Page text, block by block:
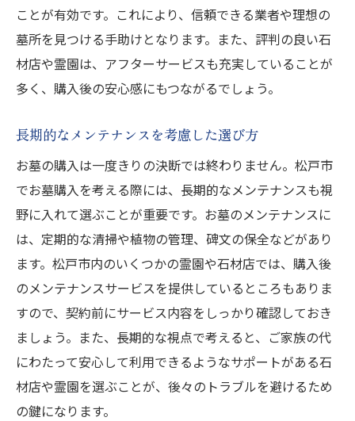
ことが有効です。これにより、信頼できる業者や理想の
墓所を見つける手助けとなります。また、評判の良い石
材店や霊園は、アフターサービスも充実していることが
多く、購入後の安心感にもつながるでしょう。
長期的なメンテナンスを考慮した選び方
お墓の購入は一度きりの決断では終わりません。松戸市
でお墓購入を考える際には、長期的なメンテナンスも視
野に入れて選ぶことが重要です。お墓のメンテナンスに
は、定期的な清掃や植物の管理、碑文の保全などがあり
ます。松戸市内のいくつかの霊園や石材店では、購入後
のメンテナンスサービスを提供しているところもありま
すので、契約前にサービス内容をしっかり確認しておき
ましょう。また、長期的な視点で考えると、ご家族の代
にわたって安心して利用できるようなサポートがある石
材店や霊園を選ぶことが、後々のトラブルを避けるため
の鍵になります。